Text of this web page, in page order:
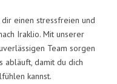
einen stressfreien und
Iraklio. Mit unserer
Team sorgen
abläuft, damit du dich
kannst.